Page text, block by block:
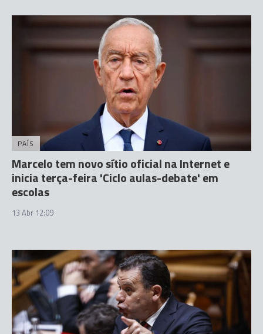
PAÍS
Marcelo tem novo sítio oficial na Internet e
inicia terça-feira 'Ciclo aulas-debate' em
escolas
13 Abr 12:09